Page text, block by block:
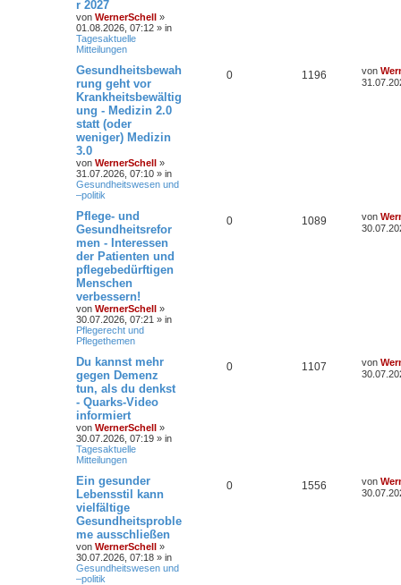
r 2027
von WernerSchell »
01.08.2026, 07:12 » in
Tagesaktuelle
Mitteilungen
Gesundheitsbewah
rung geht vor
Krankheitsbewältig
ung - Medizin 2.0
statt (oder
weniger) Medizin
3.0
von WernerSchell »
31.07.2026, 07:10 » in
Gesundheitswesen und
–politik
0 1196 von
Pflege- und
Gesundheitsrefor
men - Interessen
der Patienten und
pflegebedürftigen
Menschen
verbessern!
von WernerSchell »
30.07.2026, 07:21 » in
Pflegerecht und
Pflegethemen
0 1089 von
Du kannst mehr
gegen Demenz
tun, als du denkst
- Quarks-Video
informiert
von WernerSchell »
30.07.2026, 07:19 » in
Tagesaktuelle
Mitteilungen
0 1107 von
Ein gesunder
Lebensstil kann
vielfältige
Gesundheitsproble
me ausschließen
von WernerSchell »
30.07.2026, 07:18 » in
Gesundheitswesen und
–politik
0 1556 von